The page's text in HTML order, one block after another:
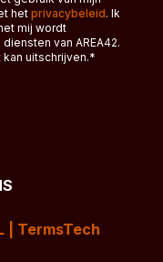
het privacybeleid. Ik
mij wordt
van AREA42.
uitschrijven.*
| TermsTech